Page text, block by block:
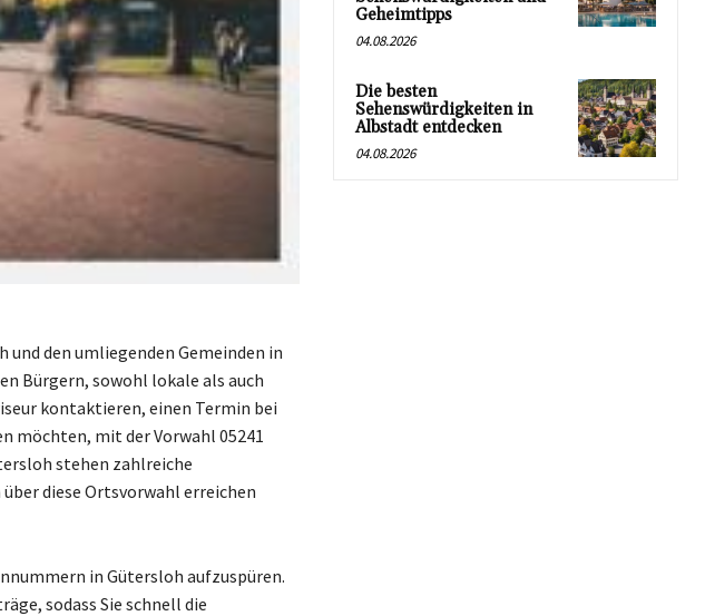
den umliegenden Gemeinden in
Bürgern, sowohl lokale als auch
kontaktieren, einen Termin bei
möchten, mit der Vorwahl 05241
stehen zahlreiche
diese Ortsvorwahl erreichen
in Gütersloh aufzuspüren.
sodass Sie schnell die
Geheimtipps
04.08.2026
Die besten
Sehenswürdigkeiten in
Albstadt entdecken
04.08.2026